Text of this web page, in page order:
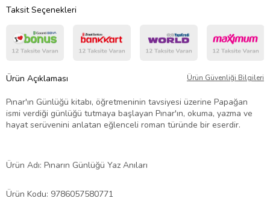
Taksit Seçenekleri
Ürün Açıklaması Ürün Güvenliği Bilgileri
Pınar'ın Günlüğü kitabı, öğretmeninin tavsiyesi üzerine Papağan
ismi verdiği günlüğü tutmaya başlayan Pınar'ın, okuma, yazma ve
hayat serüvenini anlatan eğlenceli roman türünde bir eserdir.
Ürün Adı: Pınarın Günlüğü Yaz Anıları
Ürün Kodu: 9786057580771